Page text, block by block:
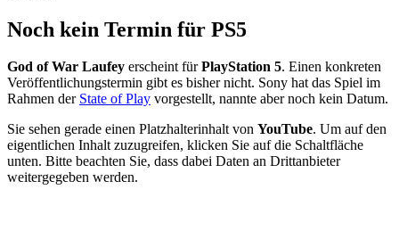
Noch kein Termin für PS5
God of War Laufey erscheint fürPlayStation 5. Einen konkreten
Veröffentlichungstermin gibt es bisher nicht. Sony hat das Spiel im
Rahmen der State of Play vorgestellt, nannte aber noch kein Datum.
Sie sehen gerade einen Platzhalterinhalt von YouTube. Um auf den
eigentlichen Inhalt zuzugreifen, klicken Sie auf die Schaltfläche
unten. Bitte beachten Sie, dass dabei Daten an Drittanbieter
weitergegeben werden.